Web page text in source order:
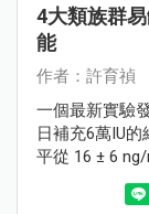
4大類族群
能
作者：許育禎
一個最新實驗
日補充6萬IU
平從 16 ± 6
量的炎症標誌
及細胞激素IL